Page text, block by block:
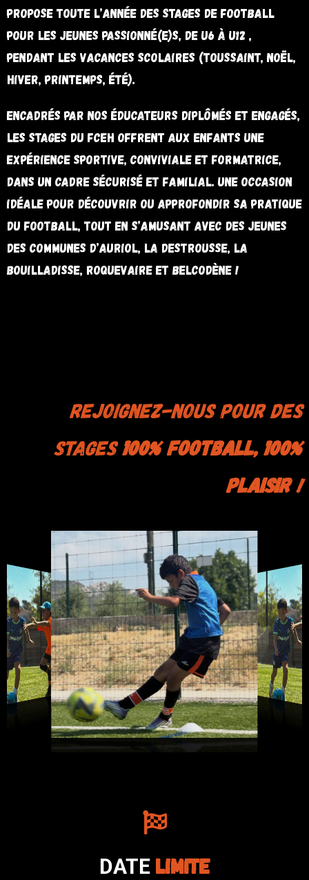
propose toute l’année des stages de football
pour les jeunes passionné(e)s, de U6 à U12 ,
pendant les vacances scolaires (Toussaint, Noël,
Hiver, Printemps, Été).
Encadrés par nos éducateurs diplômés et engagés,
les stages du FCEH offrent aux enfants une
expérience sportive, conviviale et formatrice,
dans un cadre sécurisé et familial. Une occasion
idéale pour découvrir ou approfondir sa pratique
du football, tout en s’amusant avec des jeunes
des communes d’Auriol, La Destrousse, La
Bouilladisse, Roquevaire et Belcodène !
Rejoignez-nous pour des
stages100% football, 100%
plaisir!
DATE Limite